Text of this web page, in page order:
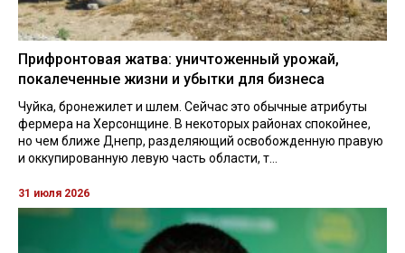
Прифронтовая жатва: уничтоженный урожай,
покалеченные жизни и убытки для бизнеса
Чуйка, бронежилет и шлем. Сейчас это обычные атрибуты
фермера на Херсонщине. В некоторых районах спокойнее,
но чем ближе Днепр, разделяющий освобожденную правую
и оккупированную левую часть области, т...
31 июля 2026